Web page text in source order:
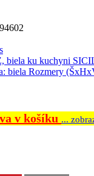
biela ku kuchyni
biela Rozmery
v košíku ...